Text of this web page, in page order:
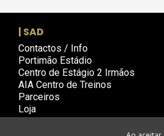
| SAD
Contactos / Info
Portimão Estádio
Centro de Estágio 2 Irmãos
AIA Centro de Treinos
Parceiros
Loja